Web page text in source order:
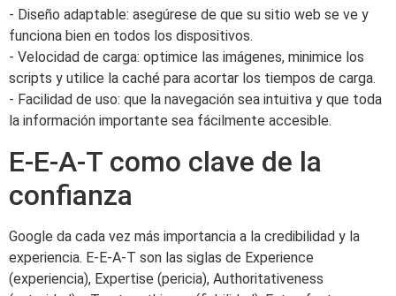
- Diseño adaptable: asegúrese de que su sitio web se ve y
funciona bien en todos los dispositivos.
- Velocidad de carga: optimice las imágenes, minimice los
scripts y utilice la caché para acortar los tiempos de carga.
- Facilidad de uso: que la navegación sea intuitiva y que toda
la información importante sea fácilmente accesible.
E-E-A-T como clave de la
confianza
Google da cada vez más importancia a la credibilidad y la
experiencia. E-E-A-T son las siglas de Experience
(experiencia), Expertise (pericia), Authoritativeness